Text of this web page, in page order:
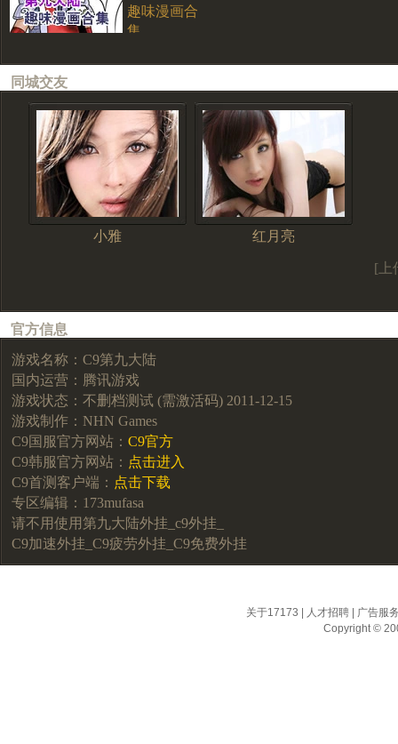
趣味漫画合
集
同城交友
小雅 红月亮
[上
官方信息
游戏名称：C9第九大陆
国内运营：腾讯游戏
游戏状态：不删档测试 (需激活码) 2011-12-15
游戏制作：NHN Games
C9国服官方网站： C9官方
C9韩服官方网站： 点击进入
C9首测客户端： 点击下载
专区编辑：173mufasa
请不用使用第九大陆外挂_c9外挂_
C9加速外挂_C9疲劳外挂_C9免费外挂
关于17173 人才招聘
广告服
Copyright ©